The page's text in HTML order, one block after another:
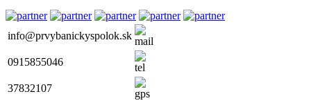
info@prvybanickyspolok.sk
0915855046
37832107